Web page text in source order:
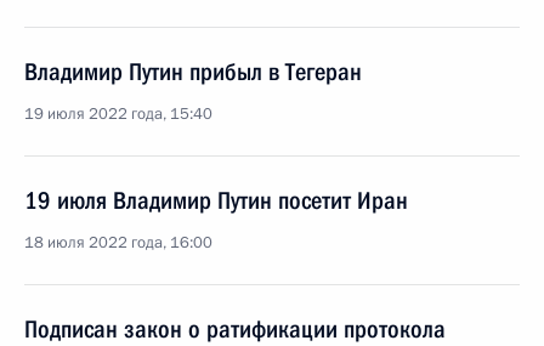
Владимир Путин прибыл в Тегеран
19 июля 2022 года, 15:40
19 июля Владимир Путин посетит Иран
18 июля 2022 года, 16:00
Подписан закон о ратификации протокола